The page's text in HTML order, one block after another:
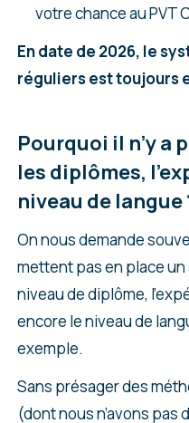
votre chance au PVT
En date de 2026, le
réguliers est toujours
Pourquoi il n’y a
les diplômes,
niveau de langue
On nous demande
mettent pas en place
niveau de diplôme,
encore le niveau de
exemple.
Sans présager des
(dont nous n’avons pas